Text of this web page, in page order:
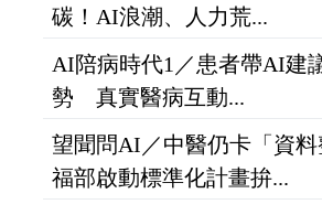
碳！AI浪潮、人力荒...
AI陪病時代1／患者帶AI建
勢 真實醫病互動...
望聞問AI／中醫仍卡「資
福部啟動標準化計畫拚...